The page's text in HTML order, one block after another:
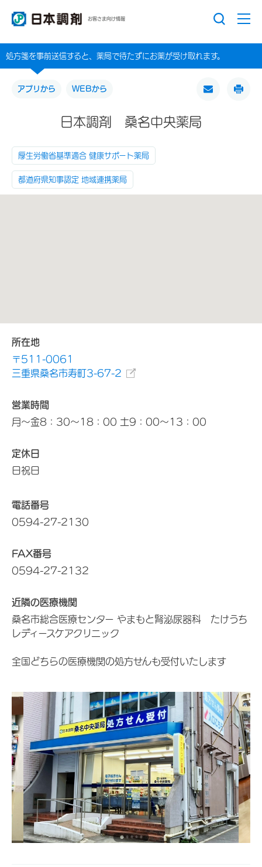
お客さま向け情報
処方箋を事前送信すると、薬局で待たずにお薬が受け取れます。
アプリから WEBから
日本調剤 桑名中央薬局
厚生労働省基準適合 健康サポート薬局
都道府県知事認定 地域連携薬局
所在地
〒511-0061
三重県桑名市寿町3-67-2
営業時間
月～金8：30～18：00 土9：00～13：00
定休日
日祝日
電話番号
0594-27-2130
FAX番号
0594-27-2132
近隣の医療機関
桑名市総合医療センター やまもと腎泌尿器科 たけうち
レディースケアクリニック
全国どちらの医療機関の処方せんも受付いたします